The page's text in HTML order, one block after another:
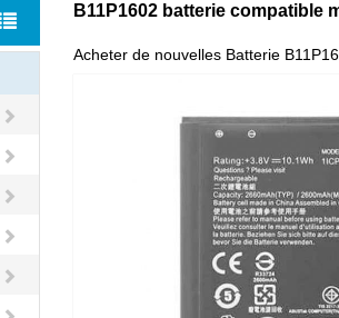
B11P1602 batterie compatible
Acheter de nouvelles Batterie